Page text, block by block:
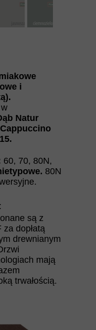
są z
za dopłatą
drewnianym
mają
trwałością.
:
i
Natur
60, 70, 80N,
80N